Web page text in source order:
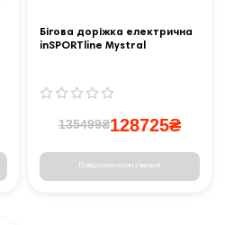
Бігова доріжка електрична
inSPORTline Mystral
135499₴128725₴
Повідомити коли з'явиться